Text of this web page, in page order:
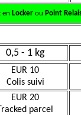
en Lockerou Point
0,5 - 1 kg
EUR 10
Colis suivi
EUR 20
parcel